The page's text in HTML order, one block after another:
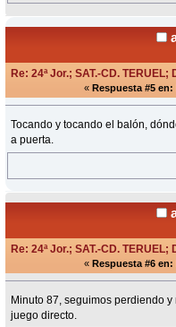
Re: 24ª Jor.; SAT.-CD.
« Respuesta #5 en:
Tocando y tocando el balón,
a puerta.
Re: 24ª Jor.; SAT.-CD.
« Respuesta #6 en:
Minuto 87, seguimos perdiendo
juego directo.